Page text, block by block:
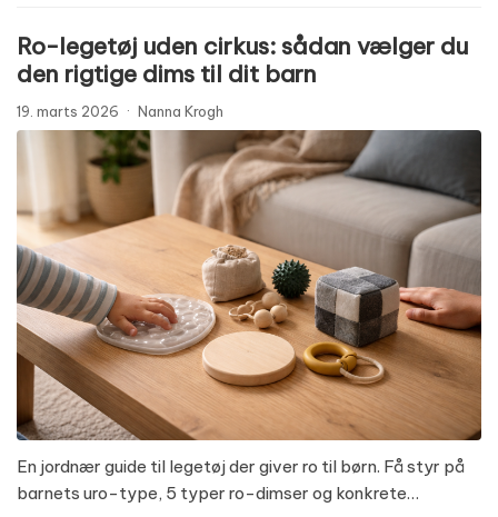
Ro-legetøj uden cirkus: sådan vælger du
den rigtige dims til dit barn
19. marts 2026 · Nanna Krogh
En jordnær guide til legetøj der giver ro til børn. Få styr på
barnets uro-type, 5 typer ro-dimser og konkrete…